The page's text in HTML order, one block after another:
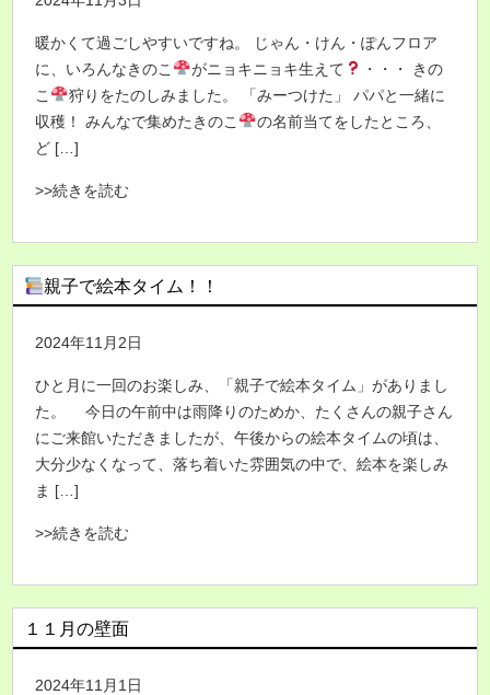
暖かくて過ごしやすいですね。 じゃん・けん・ぽんフロア
に、いろんなきのこ
がニョキニョキ生えて
・・・ きの
こ
狩りをたのしみました。 「みーつけた」 パパと一緒に
収穫！ みんなで集めたきのこ
の名前当てをしたところ、
ど […]
>>続きを読む
親子で絵本タイム！！
2024年11月2日
ひと月に一回のお楽しみ、「親子で絵本タイム」がありまし
た。 今日の午前中は雨降りのためか、たくさんの親子さん
にご来館いただきましたが、午後からの絵本タイムの頃は、
大分少なくなって、落ち着いた雰囲気の中で、絵本を楽しみ
ま […]
>>続きを読む
１１月の壁面
2024年11月1日